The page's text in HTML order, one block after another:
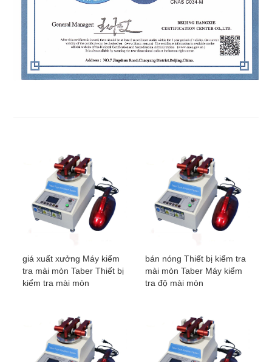
giá xuất xưởng Máy kiểm
tra mài mòn Taber Thiết bị
kiểm tra mài mòn
bán nóng Thiết bị kiểm tra
mài mòn Taber Máy kiểm
tra độ mài mòn